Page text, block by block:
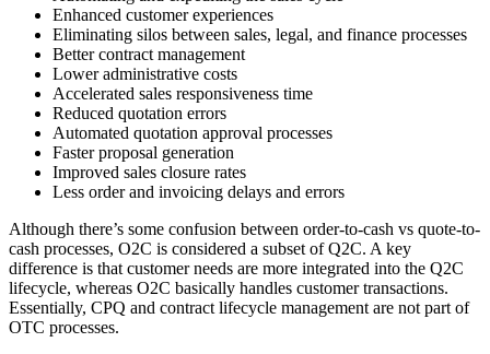
Enhanced customer experiences
Eliminating silos between sales, legal, and finance processes
Better contract management
Lower administrative costs
Accelerated sales responsiveness time
Reduced quotation errors
Automated quotation approval processes
Faster proposal generation
Improved sales closure rates
Less order and invoicing delays and errors
Although there’s some confusion between order-to-cash vs quote-to-
cash processes, O2C is considered a subset of Q2C. A key
difference is that customer needs are more integrated into the Q2C
lifecycle, whereas O2C basically handles customer transactions.
Essentially, CPQ and contract lifecycle management are not part of
OTC processes.